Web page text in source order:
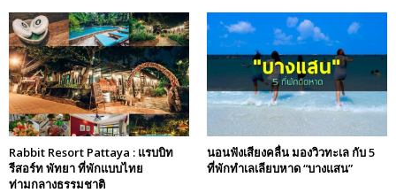
Rabbit Resort Pattaya : แรบบิท
รีสอร์ท พัทยา ที่พักแบบไทย
ท่ามกลางธรรมชาติ
นอนฟังเสียงคลื่น มองวิวทะเล กับ 5
ที่พักทำเลเลียบหาด “บางแสน”